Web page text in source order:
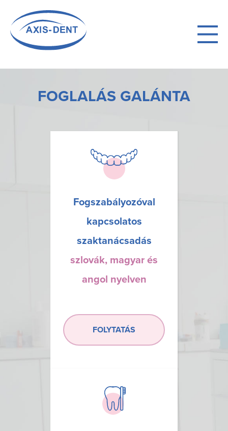
navigációhoz
FOGLALÁS GALÁNTA
Fogszabályozóval
kapcsolatos
szaktanácsadás
szlovák, magyar és
angol nyelven
FOLYTATÁS